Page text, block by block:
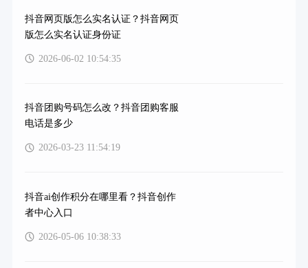
抖音网页版怎么实名认证？抖音网页
版怎么实名认证身份证
2026-06-02 10:54:35
抖音团购号码怎么改？抖音团购客服
电话是多少
2026-03-23 11:54:19
抖音ai创作积分在哪里看？抖音创作
者中心入口
2026-05-06 10:38:33